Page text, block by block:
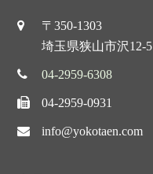
〒350-1303
埼玉県狭山市沢12-5
04-2959-6308
04-2959-0931
info@yokotaen.com